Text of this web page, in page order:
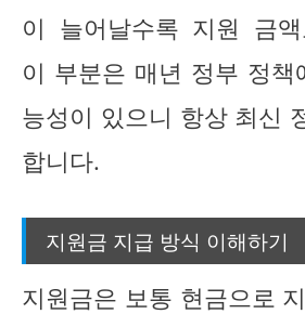
이 늘어날수록 지원 금
이 부분은 매년 정부 정
능성이 있으니 항상 최신
합니다.
지원금 지급 방식 이해하기
지원금은 보통 현금으로